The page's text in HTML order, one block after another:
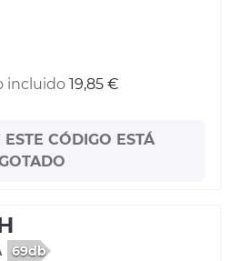
incluido 19,85 €
CÓDIGO ESTÁ
69db